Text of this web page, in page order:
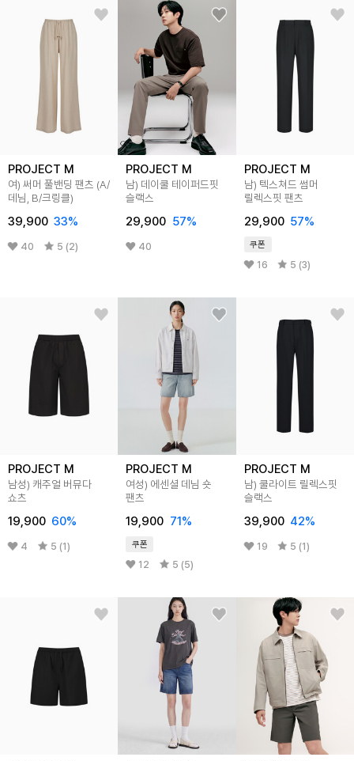
PROJECT M
여) 써머 풀밴딩 팬츠 (A/
데님, B/크링클)
39,900 33%
40 5 (2)
PROJECT M
남) 데이쿨 테이퍼드핏
슬랙스
29,900 57%
40
PROJECT M
남) 텍스쳐드 썸머
릴렉스핏 팬츠
29,900 57%
쿠폰
16 5 (3)
PROJECT M
남성) 캐주얼 버뮤다
쇼츠
19,900 60%
4 5 (1)
PROJECT M
여성) 에센셜 데님 숏
팬츠
19,900 71%
쿠폰
12 5 (5)
PROJECT M
남) 쿨라이트 릴렉스핏
슬랙스
39,900 42%
19 5 (1)